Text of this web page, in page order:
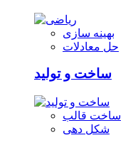
بهینه سازی
حل معادلات
ساخت و تولید
ساخت قالب
شکل دهی